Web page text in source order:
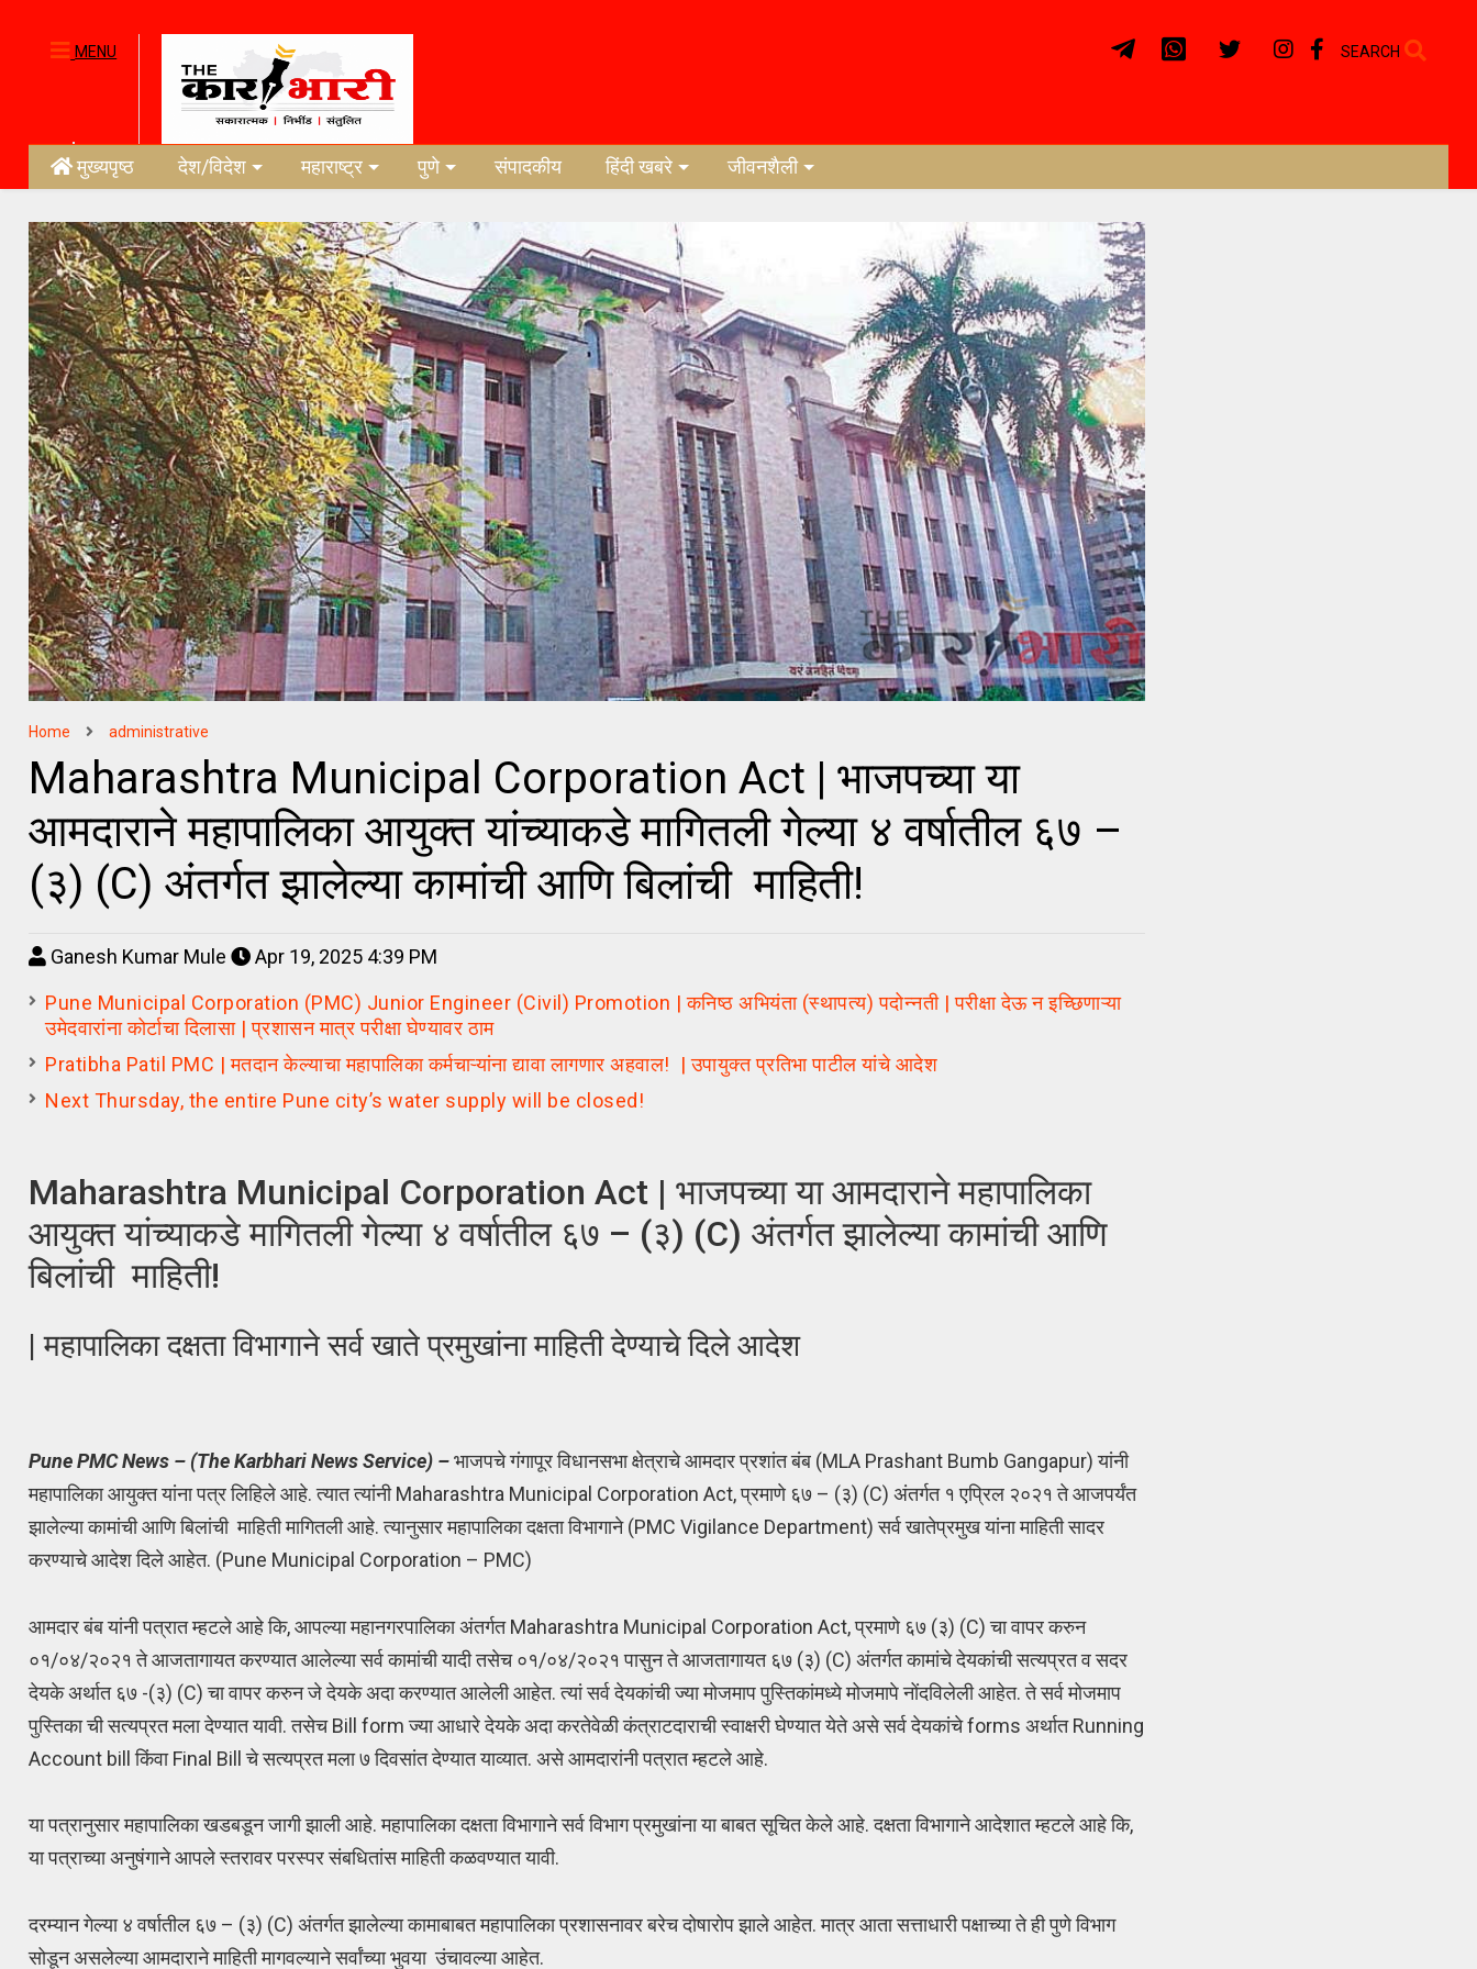
MENU SEARCH
मुख्यपृष्ठ देश/विदेश महाराष्ट्र पुणे संपादकीय हिंदी खबरे जीवनशैली
Home administrative
Maharashtra Municipal Corporation Act | भाजपच्या या
आमदाराने महापालिका आयुक्त यांच्याकडे मागितली गेल्या ४ वर्षातील ६७ –
(३) (C) अंतर्गत झालेल्या कामांची आणि बिलांची माहिती!
Ganesh Kumar Mule
Apr 19, 2025 4:39 PM
Pune Municipal Corporation (PMC) Junior Engineer (Civil) Promotion | कनिष्ठ अभियंता (स्थापत्य) पदोन्नती | परीक्षा देऊ न इच्छिणाऱ्या
उमेदवारांना कोर्टाचा दिलासा | प्रशासन मात्र परीक्षा घेण्यावर ठाम
Pratibha Patil PMC | मतदान केल्याचा महापालिका कर्मचाऱ्यांना द्यावा लागणार अहवाल! | उपायुक्त प्रतिभा पाटील यांचे आदेश
Next Thursday, the entire Pune city’s water supply will be closed!
Maharashtra Municipal Corporation Act | भाजपच्या या आमदाराने महापालिका
आयुक्त यांच्याकडे मागितली गेल्या ४ वर्षातील ६७ – (३) (C) अंतर्गत झालेल्या कामांची आणि
बिलांची माहिती!
| महापालिका दक्षता विभागाने सर्व खाते प्रमुखांना माहिती देण्याचे दिले आदेश
Pune PMC News – (The Karbhari News Service) –भाजपचे गंगापूर विधानसभा क्षेत्राचे आमदार प्रशांत बंब (MLA Prashant Bumb Gangapur) यांनी
महापालिका आयुक्त यांना पत्र लिहिले आहे. त्यात त्यांनी Maharashtra Municipal Corporation Act, प्रमाणे ६७ – (३) (C) अंतर्गत १ एप्रिल २०२१ ते आजपर्यंत
झालेल्या कामांची आणि बिलांची माहिती मागितली आहे. त्यानुसार महापालिका दक्षता विभागाने (PMC Vigilance Department) सर्व खातेप्रमुख यांना माहिती सादर
करण्याचे आदेश दिले आहेत. (Pune Municipal Corporation – PMC)
आमदार बंब यांनी पत्रात म्हटले आहे कि, आपल्या महानगरपालिका अंतर्गत Maharashtra Municipal Corporation Act, प्रमाणे ६७ (३) (C) चा वापर करुन
०१/०४/२०२१ ते आजतागायत करण्यात आलेल्या सर्व कामांची यादी तसेच ०१/०४/२०२१ पासुन ते आजतागायत ६७ (३) (C) अंतर्गत कामांचे देयकांची सत्यप्रत व सदर
देयके अर्थात ६७ -(३) (C) चा वापर करुन जे देयके अदा करण्यात आलेली आहेत. त्यां सर्व देयकांची ज्या मोजमाप पुस्तिकांमध्ये मोजमापे नोंदविलेली आहेत. ते सर्व मोजमाप
पुस्तिका ची सत्यप्रत मला देण्यात यावी. तसेच Bill form ज्या आधारे देयके अदा करतेवेळी कंत्राटदाराची स्वाक्षरी घेण्यात येते असे सर्व देयकांचे forms अर्थात Running
Account bill किंवा Final Bill चे सत्यप्रत मला ७ दिवसांत देण्यात याव्यात. असे आमदारांनी पत्रात म्हटले आहे.
या पत्रानुसार महापालिका खडबडून जागी झाली आहे. महापालिका दक्षता विभागाने सर्व विभाग प्रमुखांना या बाबत सूचित केले आहे. दक्षता विभागाने आदेशात म्हटले आहे कि,
या पत्राच्या अनुषंगाने आपले स्तरावर परस्पर संबधितांस माहिती कळवण्यात यावी.
दरम्यान गेल्या ४ वर्षातील ६७ – (३) (C) अंतर्गत झालेल्या कामाबाबत महापालिका प्रशासनावर बरेच दोषारोप झाले आहेत. मात्र आता सत्ताधारी पक्षाच्या ते ही पुणे विभाग
सोडून असलेल्या आमदाराने माहिती मागवल्याने सर्वांच्या भुवया उंचावल्या आहेत.